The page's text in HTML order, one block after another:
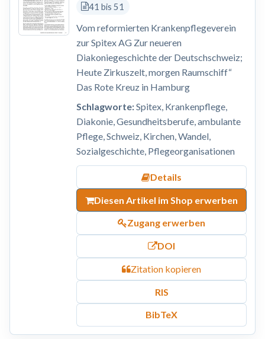
41 bis 51
Vom reformierten Krankenpflegeverein
zur Spitex AG Zur neueren
Diakoniegeschichte der Deutschschweiz;
Heute Zirkuszelt, morgen Raumschiff“
Das Rote Kreuz in Hamburg
Schlagworte:Spitex, Krankenpflege,
Diakonie, Gesundheitsberufe, ambulante
Pflege, Schweiz, Kirchen, Wandel,
Sozialgeschichte, Pflegeorganisationen
Details
Diesen Artikel im Shop erwerben
Zugang erwerben
DOI
Zitation kopieren
RIS
BibTeX